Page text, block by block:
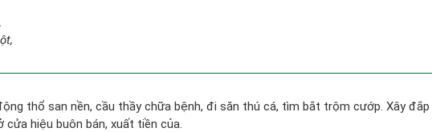
thổ san nền, cầu thầy chữa bệnh, đi săn thú cá, tìm bắt trộm cướp. Xây
cửa hiệu buôn bán, xuất tiền của.